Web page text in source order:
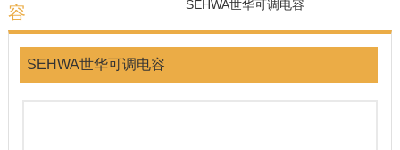
容
SEHWA世华可调电容
SEHWA世华可调电容